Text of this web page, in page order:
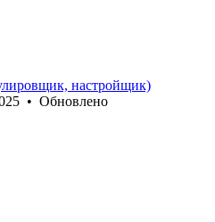
настройщик)
• Обновлено